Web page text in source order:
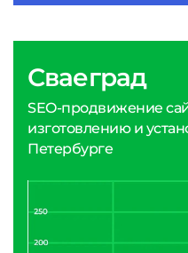
Сваеград
SEO-продвижение
изготовлению и
Петербурге